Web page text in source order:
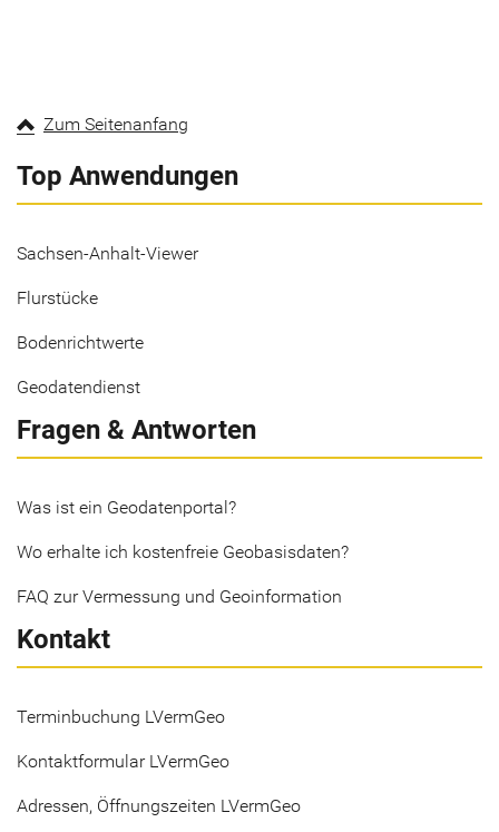
Zum Seitenanfang
Top Anwendungen
Sachsen-Anhalt-Viewer
Flurstücke
Bodenrichtwerte
Geodatendienst
Fragen & Antworten
Was ist ein Geodatenportal?
Wo erhalte ich kostenfreie Geobasisdaten?
FAQ zur Vermessung und Geoinformation
Kontakt
Terminbuchung LVermGeo
Kontaktformular LVermGeo
Adressen, Öffnungszeiten LVermGeo